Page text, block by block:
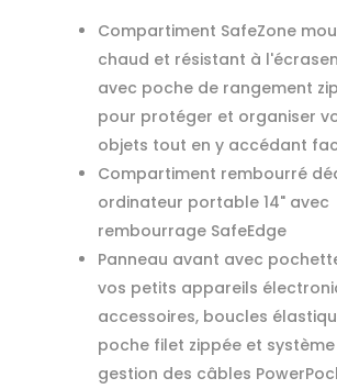
Compartiment SafeZone
chaud et résistant à
avec poche de rangement
pour protéger et organiser
objets tout en y accédant
Compartiment rembourré
ordinateur portable 14" avec
rembourrage SafeEdge
Panneau avant avec
vos petits appareils
accessoires, boucles
poche filet zippée et
gestion des câbles